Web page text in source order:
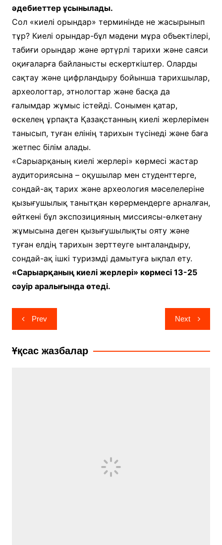
әдебиеттер ұсынылады.
Сол «киелі орындар» терминінде не жасырынып
тұр? Киелі орындар-бұл мәдени мұра объектілері,
табиғи орындар және әртүрлі тарихи және саяси
оқиғаларға байланысты ескерткіштер. Оларды
сақтау және цифрландыру бойынша тарихшылар,
археологтар, этнологтар және басқа да
ғалымдар жұмыс істейді. Сонымен қатар,
өскелең ұрпақта Қазақстанның киелі жерлерімен
танысып, туған елінің тарихын түсінеді және баға
жетпес білім алады.
«Сарыарқаның киелі жерлері» көрмесі жастар
аудиториясына – оқушылар мен студенттерге,
сондай-ақ тарих және археология мәселелеріне
қызығушылық танытқан көрермендерге арналған,
өйткені бұл экспозицияның миссиясы-өлкетану
жұмысына деген қызығушылықты ояту және
туған елдің тарихын зерттеуге ынталандыру,
сондай-ақ ішкі туризмді дамытуға ықпал ету.
«Сарыарқаның киелі жерлері» көрмесі 13-25
сәуір аралығында өтеді.
Навигация
по
записям
Prev Next
Ұқсас жазбалар